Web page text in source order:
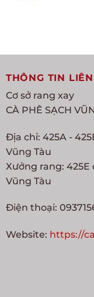
THÔNG TIN
Cơ sở rang xay
CÀ PHÊ SẠCH
Địa chỉ: 425A -
Vũng Tàu
Xưởng rang: 425E
Vũng Tàu
Điện thoại:
Website: https://